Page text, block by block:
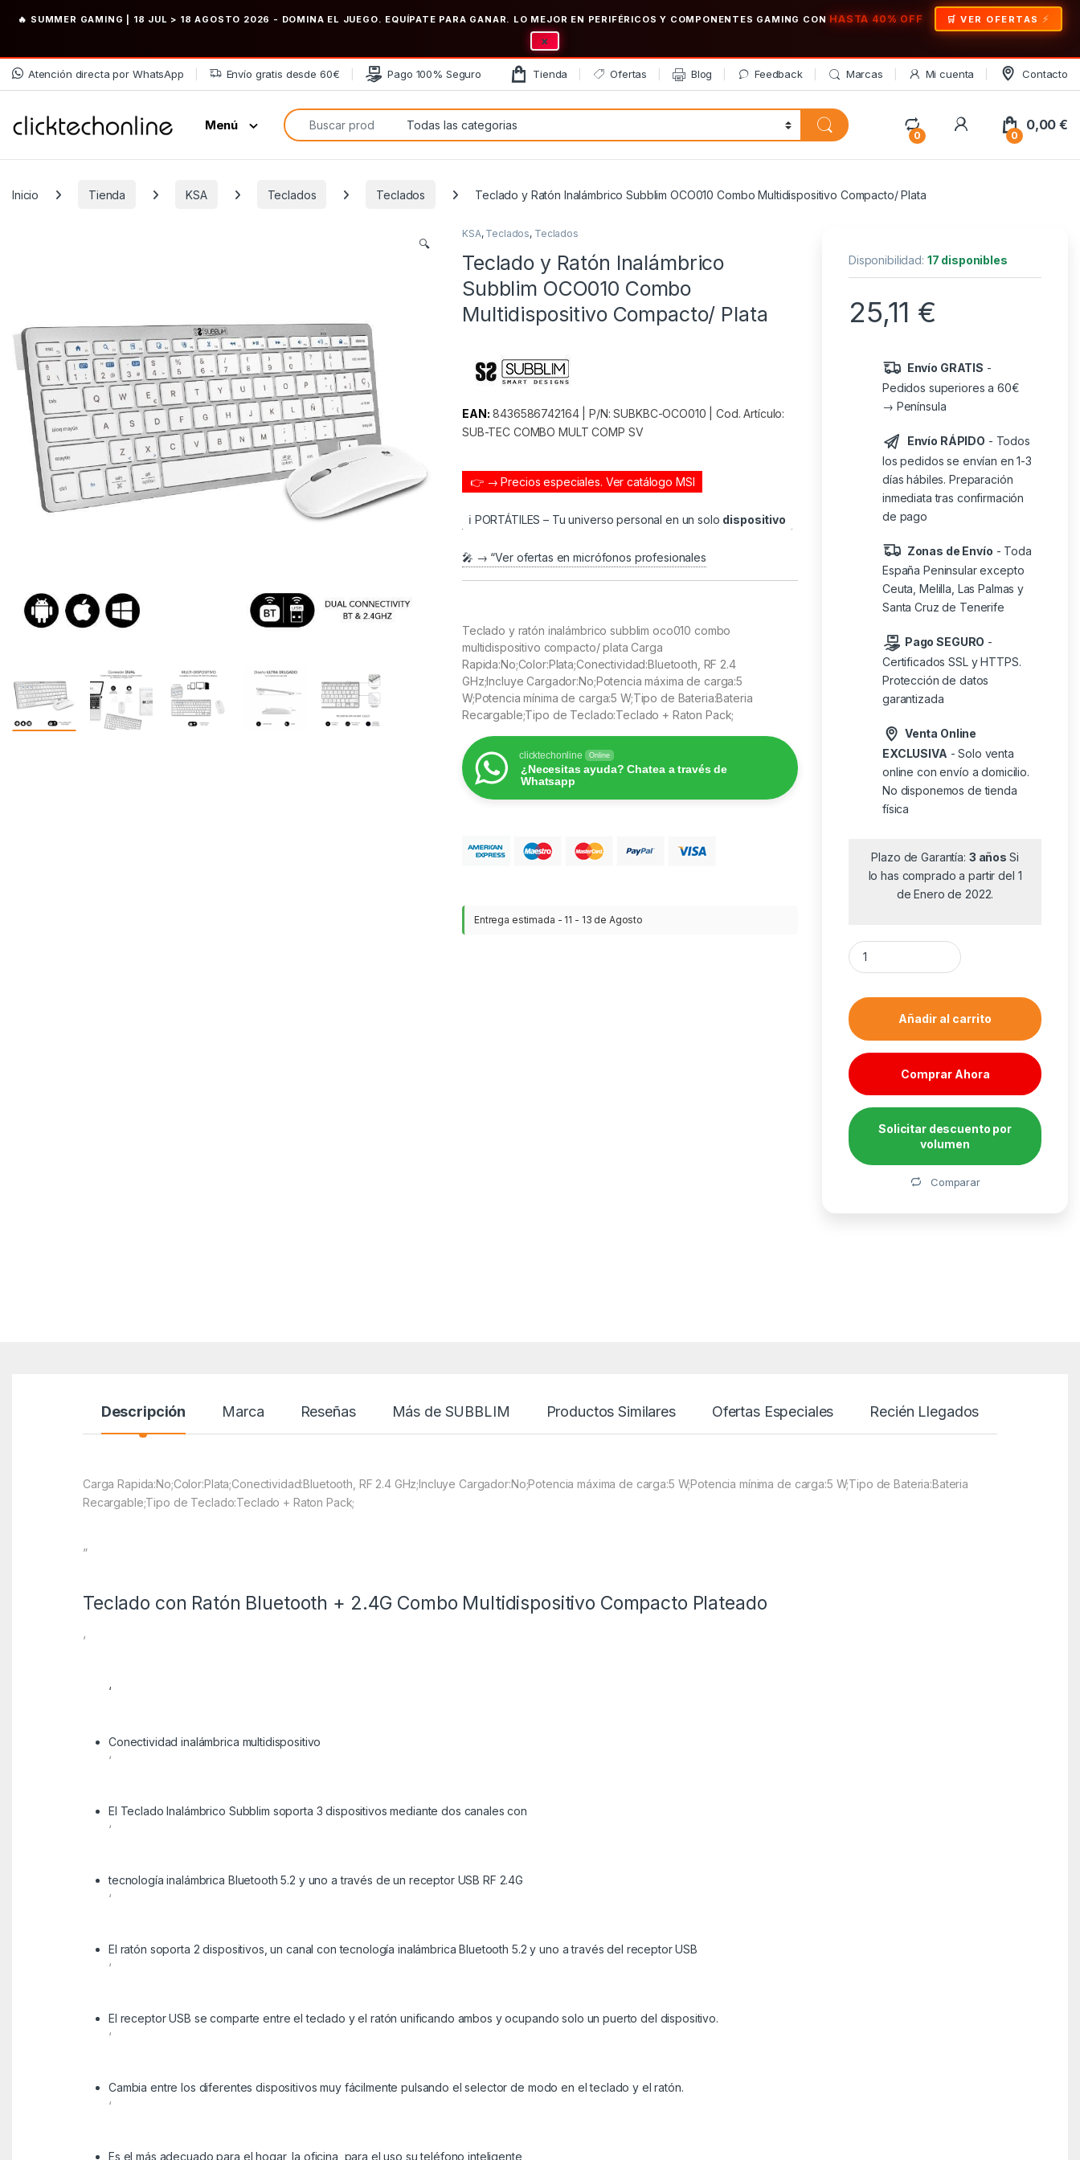
🔥 SUMMER GAMING | 18 JUL > 18 AGOSTO 2026 - DOMINA EL JUEGO. EQUÍPATE PARA GANAR. LO MEJOR EN PERIFÉRICOS Y COMPONENTES GAMING CON HASTA 40% OFF 🛒 VER OFERTAS
×
Saltar a la navegación
Saltar al contenido
Atención directa por WhatsApp Envío gratis desde 60€ Pago 100% Seguro Tienda Ofertas Blog Feedback Marcas Mi cuenta Contacto
Menú
Búsqueda de:
0
My Account
0
0,00€
Inicio Tienda KSA Teclados Teclados Teclado y Ratón Inalámbrico Subblim OCO010 Combo Multidispositivo Compacto/ Plata
🔍
KSA, Teclados, Teclados
Teclado y Ratón Inalámbrico
Subblim OCO010 Combo
Multidispositivo Compacto/ Plata
EAN: 8436586742164 | P/N: SUBKBC-OCO010 | Cod. Artículo:
SUB-TEC COMBO MULT COMP SV
👉 → Precios especiales. Ver catálogo MSI
ℹ️ PORTÁTILES – Tu universo personal en un solo dispositivo
🎤 → “Ver ofertas en micrófonos profesionales
Teclado y ratón inalámbrico subblim oco010 combo
multidispositivo compacto/ plata Carga
Rapida:No;Color:Plata;Conectividad:Bluetooth, RF 2.4
GHz;Incluye Cargador:No;Potencia máxima de carga:5
W;Potencia mínima de carga:5 W;Tipo de Bateria:Bateria
Recargable;Tipo de Teclado:Teclado + Raton Pack;
clicktechonline Online
¿Necesitas ayuda? Chatea a través de
Whatsapp
Entrega estimada - 11 - 13 de Agosto
Disponibilidad: 17 disponibles
25,11 €
Envío GRATIS -
Pedidos superiores a 60€
→ Península
Envío RÁPIDO - Todos
los pedidos se envían en 1-3
días hábiles. Preparación
inmediata tras confirmación
de pago
Zonas de Envío - Toda
España Peninsular excepto
Ceuta, Melilla, Las Palmas y
Santa Cruz de Tenerife
Pago SEGURO -
Certificados SSL y HTTPS.
Protección de datos
garantizada
Venta Online
EXCLUSIVA - Solo venta
online con envío a domicilio.
No disponemos de tienda
física
Plazo de Garantía: 3 años Si
lo has comprado a partir del 1
de Enero de 2022.
Teclado y Ratón Inalámbrico Subblim
Añadir al carrito
Comprar Ahora
Solicitar descuento por
volumen
Comparar
Descripción Marca Reseñas Más de SUBBLIM Productos Similares Ofertas Especiales Recién Llegados
Carga Rapida:No;Color:Plata;Conectividad:Bluetooth, RF 2.4 GHz;Incluye Cargador:No;Potencia máxima de carga:5 W;Potencia mínima de carga:5 W;Tipo de Bateria:Bateria
Recargable;Tipo de Teclado:Teclado + Raton Pack;
”
Teclado con Ratón Bluetooth + 2.4G Combo Multidispositivo Compacto Plateado
‘
‘
Conectividad inalámbrica multidispositivo
‘
El Teclado Inalámbrico Subblim soporta 3 dispositivos mediante dos canales con
‘
tecnología inalámbrica Bluetooth 5.2 y uno a través de un receptor USB RF 2.4G
‘
El ratón soporta 2 dispositivos, un canal con tecnología inalámbrica Bluetooth 5.2 y uno a través del receptor USB
‘
El receptor USB se comparte entre el teclado y el ratón unificando ambos y ocupando solo un puerto del dispositivo.
‘
Cambia entre los diferentes dispositivos muy fácilmente pulsando el selector de modo en el teclado y el ratón.
‘
Es el más adecuado para el hogar, la oficina, para el uso su teléfono inteligente,